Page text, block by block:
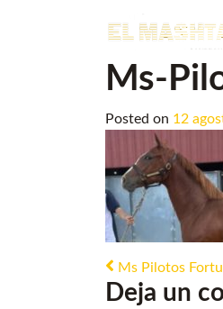
Main Navigation
Ms-
Posted on 12
Post
Ms Pilotos
Deja un